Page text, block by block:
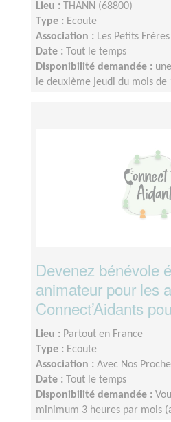
Lieu :
THANN (68800)
Type : Ecoute
Association : Les Petits
Date :
Tout le temps
Disponibilité demandée :
le deuxième jeudi du mois de
Devenez bénévole
animateur pour les
Connect’Aidants
Lieu : Partout en France
Type : Ecoute
Association : Avec Nos
Date :
Tout le temps
Disponibilité demandée :
minimum 3 heures par mois